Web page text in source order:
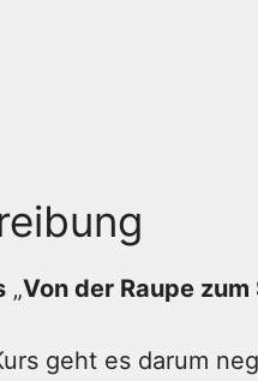
„Von der Raupe
geht es darum